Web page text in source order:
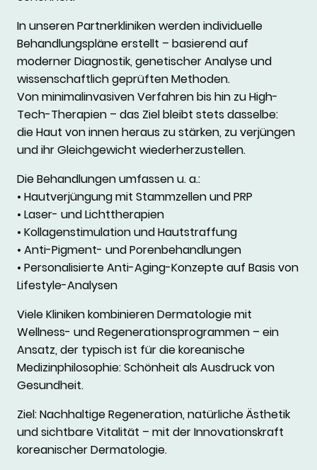
In unseren Partnerkliniken werden individuelle
Behandlungspläne erstellt – basierend auf
moderner Diagnostik, genetischer Analyse und
wissenschaftlich geprüften Methoden.
Von minimalinvasiven Verfahren bis hin zu High-
Tech-Therapien – das Ziel bleibt stets dasselbe:
die Haut von innen heraus zu stärken, zu verjüngen
und ihr Gleichgewicht wiederherzustellen.
Die Behandlungen umfassen u. a.:
• Hautverjüngung mit Stammzellen und PRP
• Laser- und Lichttherapien
• Kollagenstimulation und Hautstraffung
• Anti-Pigment- und Porenbehandlungen
• Personalisierte Anti-Aging-Konzepte auf Basis von
Lifestyle-Analysen
Viele Kliniken kombinieren Dermatologie mit
Wellness- und Regenerationsprogrammen – ein
Ansatz, der typisch ist für die koreanische
Medizinphilosophie: Schönheit als Ausdruck von
Gesundheit.
Ziel: Nachhaltige Regeneration, natürliche Ästhetik
und sichtbare Vitalität – mit der Innovationskraft
koreanischer Dermatologie.